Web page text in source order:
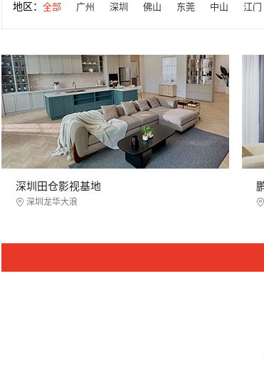
地区： 全部 广州 深圳 佛山 东莞 中山 江门
深圳田仓影视基地
深圳龙华大浪